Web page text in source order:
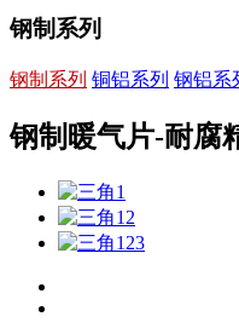
钢制系列
钢制系列 铜铝系列 钢铝系
钢制暖气片-耐腐